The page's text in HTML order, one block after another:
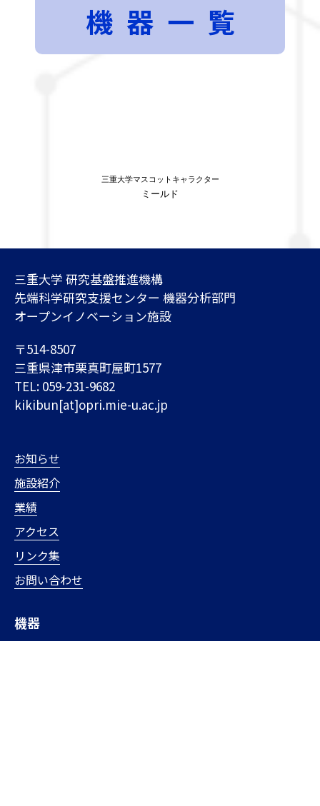
機器一覧
三重大学マスコットキャラクター
ミールド
三重大学 研究基盤推進機構
先端科学研究支援センター 機器分析部門
オープンイノベーション施設
〒514-8507
三重県津市栗真町屋町1577
TEL: 059-231-9682
kikibun[at]opri.mie-u.ac.jp
お知らせ
施設紹介
業績
アクセス
リンク集
お問い合わせ
機器